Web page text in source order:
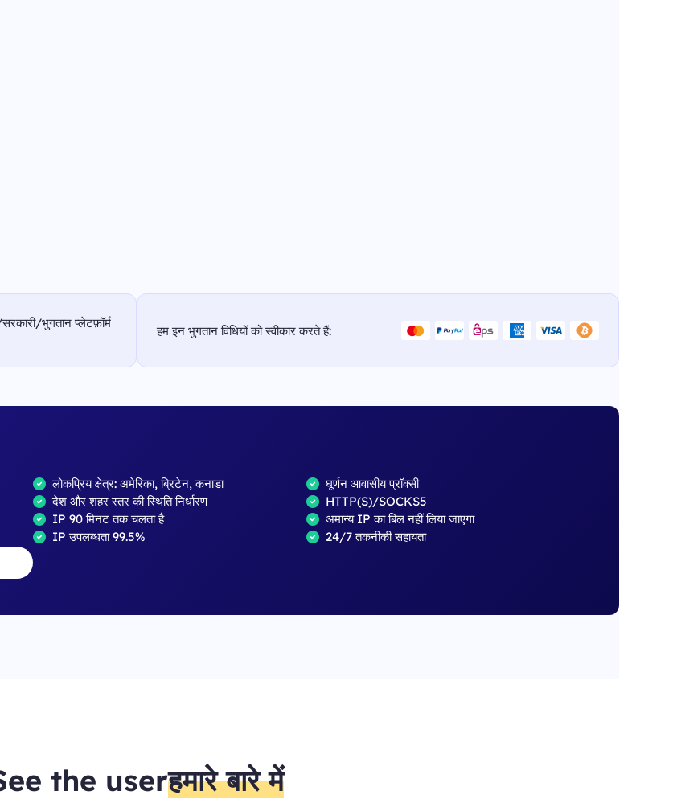
भुगतान प्लेटफ़ॉर्म
हम इन भुगतान विधियों को स्वीकार करते हैं:
लोकप्रिय क्षेत्र: अमेरिका, ब्रिटेन, कनाडा
घूर्णन आवासीय प्रॉक्सी
देश और शहर स्तर की स्थिति निर्धारण
HTTP(S)/SOCKS5
IP 90 मिनट तक चलता है
अमान्य IP का बिल नहीं लिया जाएगा
IP उपलब्धता 99.5%
24/7 तकनीकी सहायता
the userहमारे बारे में